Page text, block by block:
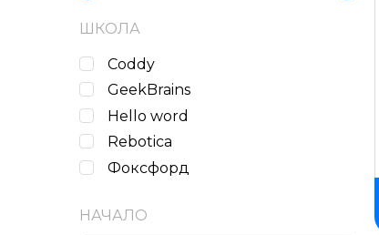
ШКОЛА
Coddy
GeekBrains
Hello word
Rebotica
Фоксфорд
НАЧАЛО